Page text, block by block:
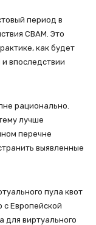
период в
СВАМ. Это
как будет
впоследствии
рационально.
лучше
перечне
выявленные
пула квот
Европейской
для виртуального